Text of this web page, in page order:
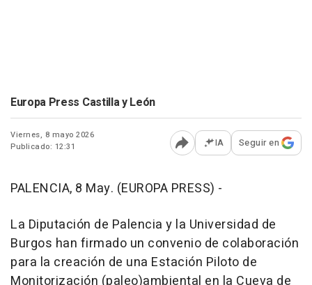
Europa Press Castilla y León
Viernes, 8 mayo 2026
Publicado: 12:31
Abrir opciones para
IA Seguir en
PALENCIA, 8 May. (EUROPA PRESS) -
La Diputación de Palencia y la Universidad de
Burgos han firmado un convenio de colaboración
para la creación de una Estación Piloto de